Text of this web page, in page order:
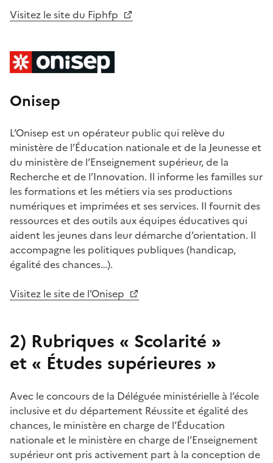
Visitez le site du Fiphfp
Onisep
L’Onisep est un opérateur public qui relève du
ministère de l’Éducation nationale et de la Jeunesse et
du ministère de l’Enseignement supérieur, de la
Recherche et de l’Innovation. Il informe les familles sur
les formations et les métiers via ses productions
numériques et imprimées et ses services. Il fournit des
ressources et des outils aux équipes éducatives qui
aident les jeunes dans leur démarche d’orientation. Il
accompagne les politiques publiques (handicap,
égalité des chances…).
Visitez le site de l'Onisep
2) Rubriques « Scolarité »
et « Études supérieures »
Avec le concours de la Déléguée ministérielle à l’école
inclusive et du département Réussite et égalité des
chances, le ministère en charge de l’Éducation
nationale et le ministère en charge de l’Enseignement
supérieur ont pris activement part à la conception de